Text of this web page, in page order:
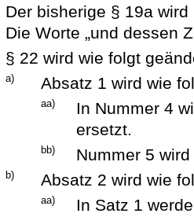
Der bisherige § 19a
Die Worte „und dessen
§ 22 wird wie folgt
a) Absatz 1 wird wie
aa)
In Nummer 4
ersetzt.
bb) Nummer 5
b) Absatz 2 wird wie
aa)
In Satz 1